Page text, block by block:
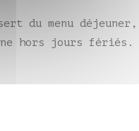
du menu déjeuner,
hors jours fériés.